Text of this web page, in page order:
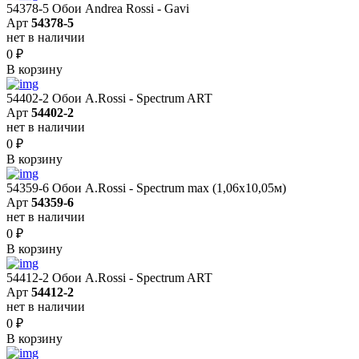
54378-5 Обои Andrea Rossi - Gavi
Арт 54378-5
нет в наличии
0 ₽
В корзину
54402-2 Обои A.Rossi - Spectrum ART
Арт 54402-2
нет в наличии
0 ₽
В корзину
54359-6 Обои A.Rossi - Spectrum max (1,06x10,05м)
Арт 54359-6
нет в наличии
0 ₽
В корзину
54412-2 Обои A.Rossi - Spectrum ART
Арт 54412-2
нет в наличии
0 ₽
В корзину